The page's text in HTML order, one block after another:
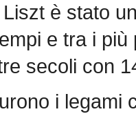
è stato
e tra i
secoli con
i legami